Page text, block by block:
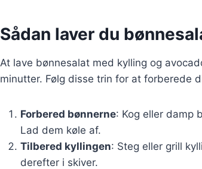
Sådan laver du
At lave bønnesalat med kylling og
minutter. Følg disse trin for at forberede
Forbered bønnerne: Kog eller damp
Lad dem køle af.
Tilbered kyllingen: Steg eller grill
derefter i skiver.